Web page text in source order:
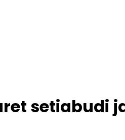
setiabudi